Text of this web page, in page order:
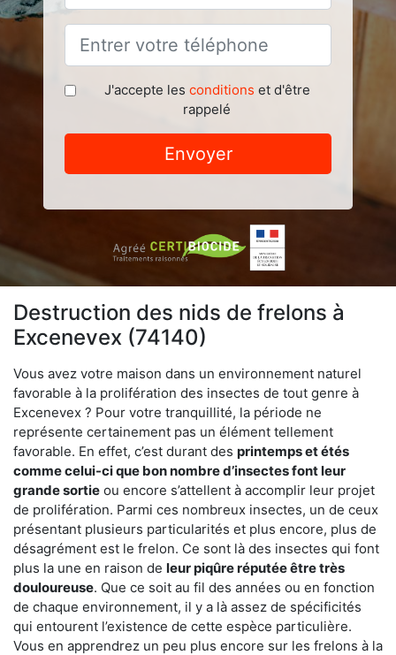
J'accepte les conditions et d'être
rappelé
Envoyer
Destruction des nids de frelons à
Excenevex (74140)
Vous avez votre maison dans un environnement naturel
favorable à la prolifération des insectes de tout genre à
Excenevex ? Pour votre tranquillité, la période ne
représente certainement pas un élément tellement
favorable. En effet, c’est durant des printemps et étés
comme celui-ci que bon nombre d’insectes font leur
grande sortie ou encore s’attellent à accomplir leur projet
de prolifération. Parmi ces nombreux insectes, un de ceux
présentant plusieurs particularités et plus encore, plus de
désagrément est le frelon. Ce sont là des insectes qui font
plus la une en raison de leur piqûre réputée être très
douloureuse. Que ce soit au fil des années ou en fonction
de chaque environnement, il y a là assez de spécificités
qui entourent l’existence de cette espèce particulière.
Vous en apprendrez un peu plus encore sur les frelons à la